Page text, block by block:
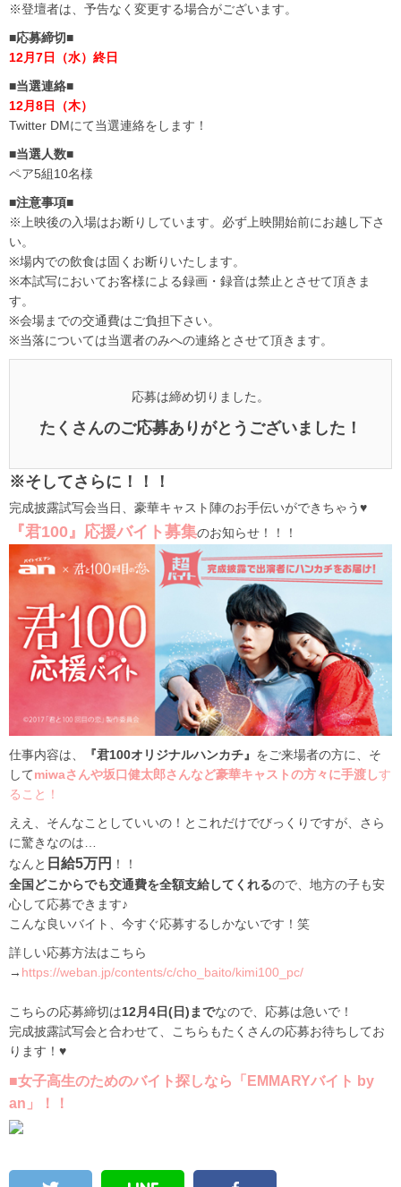
※登壇者は、予告なく変更する場合がございます。
■応募締切■
12月7日（水）終日
■当選連絡■
12月8日（木）
Twitter DMにて当選連絡をします！
■当選人数■
ペア5組10名様
■注意事項■
※上映後の入場はお断りしています。必ず上映開始前にお越し下さ
い。
※場内での飲食は固くお断りいたします。
※本試写においてお客様による録画・録音は禁止とさせて頂きま
す。
※会場までの交通費はご負担下さい。
※当落については当選者のみへの連絡とさせて頂きます。
応募は締め切りました。
たくさんのご応募ありがとうございました！
※そしてさらに！！！
完成披露試写会当日、豪華キャスト陣のお手伝いができちゃう♥
『君100』応援バイト募集のお知らせ！！！
仕事内容は、 『君100オリジナルハンカチ』 をご来場者の方に、そ
してmiwaさんや坂口健太郎さんなど豪華キャストの方々に手渡しす
ること！
ええ、そんなことしていいの！とこれだけでびっくりですが、さら
に驚きなのは…
なんと 日給5万円 ！！
全国どこからでも交通費を全額支給してくれるので、地方の子も安
心して応募できます♪
こんな良いバイト、今すぐ応募するしかないです！笑
詳しい応募方法はこちら
→ https://weban.jp/contents/c/cho_baito/kimi100_pc/
こちらの応募締切は12月4日(日)までなので、応募は急いで！
完成披露試写会と合わせて、こちらもたくさんの応募お待ちしてお
ります！♥
■女子高生のためのバイト探しなら「EMMARYバイト by
an」！！